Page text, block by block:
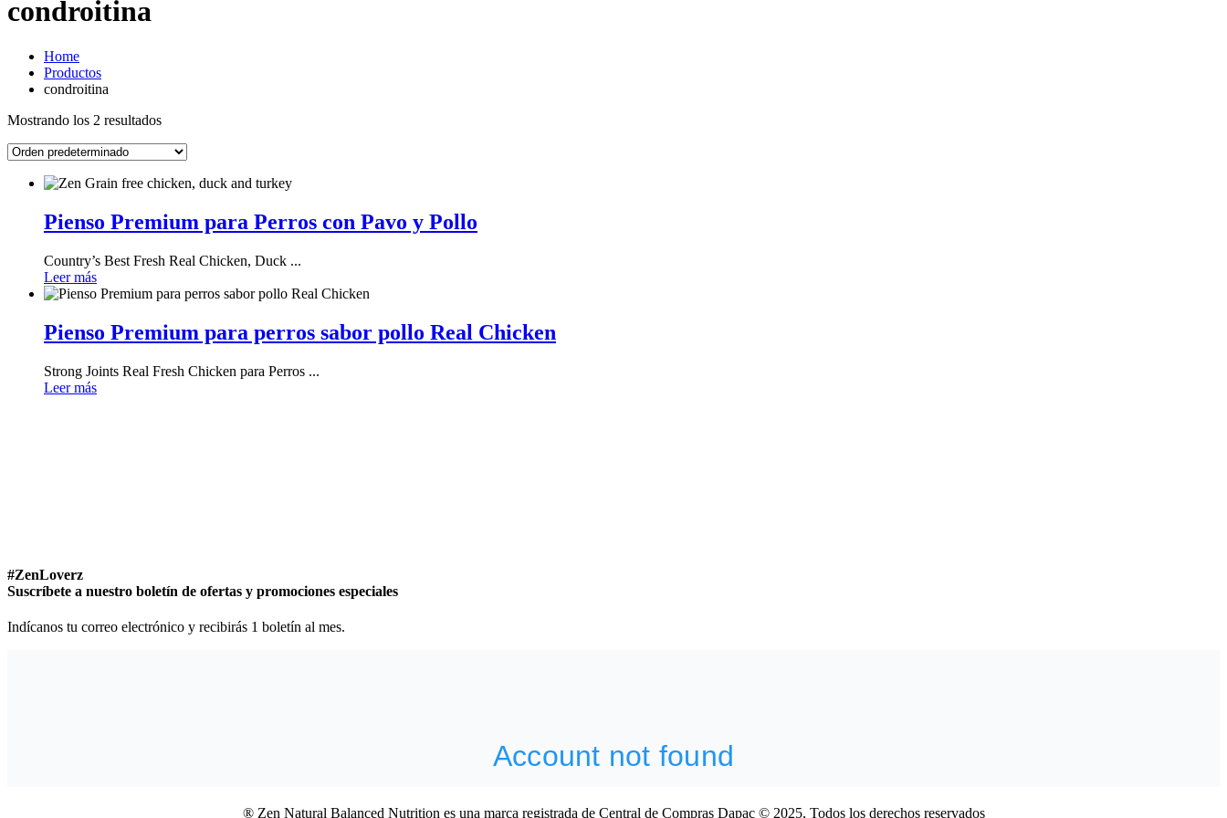
condroitina
Home
Productos
condroitina
Mostrando los 2 resultados
Pienso Premium para Perros con Pavo y Pollo
Country’s Best Fresh Real Chicken, Duck ...
Leer más
Pienso Premium para perros sabor pollo Real Chicken
Strong Joints Real Fresh Chicken para Perros ...
Leer más
#ZenLoverz
Suscríbete a nuestro boletín de ofertas y promociones especiales
Indícanos tu correo electrónico y recibirás 1 boletín al mes.
® Zen Natural Balanced Nutrition es una marca registrada de Central de Compras Dapac © 2025, Todos los derechos reservados